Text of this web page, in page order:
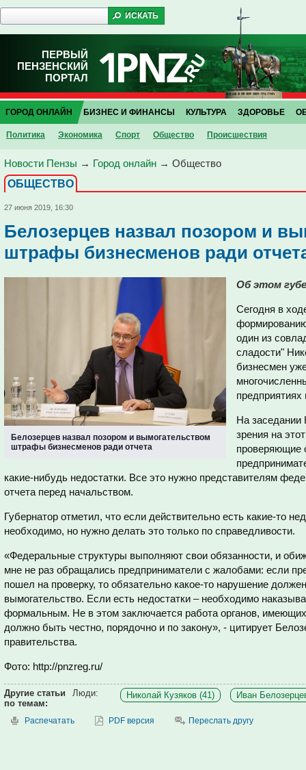
ПЕРВЫЙ
ПЕНЗЕНСКИЙ
ПОРТАЛ
ГОРОД ОНЛАЙН
Политика Экономика Спорт Общество Проиcшествия
БИЗНЕС И ФИНАНСЫ КУЛЬТУРА ЗДОРОВЬЕ
Новости Пензы → Город онлайн → Общество
ОБЩЕСТВО
27 июня 2019, 16:30
Белозерцев назвал позором и
штрафы бизнесменов ради
Белозерцев назвал позором и вымогательством
штрафы бизнесменов ради отчета
Об этом
Сегодня в
один из
сладости"
бизнесмен
На заседании
зрения на
проверяющие
какие-нибудь недостатки. Все это нужно представителям
отчета перед начальством.
Губернатор отметил, что если действительно есть какие-то
необходимо, но нужно делать это только по справедливости.
«Федеральные структуры выполняют свои обязанности, и
мне не раз обращались предприниматели с жалобами: если
пошел на проверку, то обязательно какое-то нарушение
вымогательство. Если есть недостатки – необходимо
формальным. Не в этом заключается работа органов,
должно быть честно, порядочно и по закону», - цитирует
правительства.
Фото: http://pnzreg.ru/
Другие статьи
по темам:
Люди: Николай Кузяков (41) Иван
Распечатать PDF версия Переслать другу